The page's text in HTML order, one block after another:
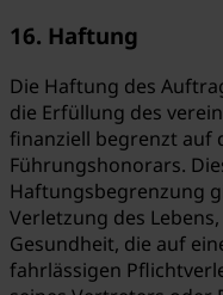
16. Haftung
Die Haftung des
die Erfüllung des
finanziell begrenzt auf
Führungshonorars.
Haftungsbegrenzung
Verletzung des
Gesundheit, die auf
fahrlässigen